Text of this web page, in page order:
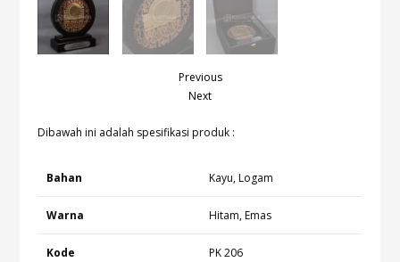
Previous
Next
Dibawah ini adalah spesifikasi produk :
Bahan Kayu, Logam
Warna Hitam, Emas
Kode PK 206